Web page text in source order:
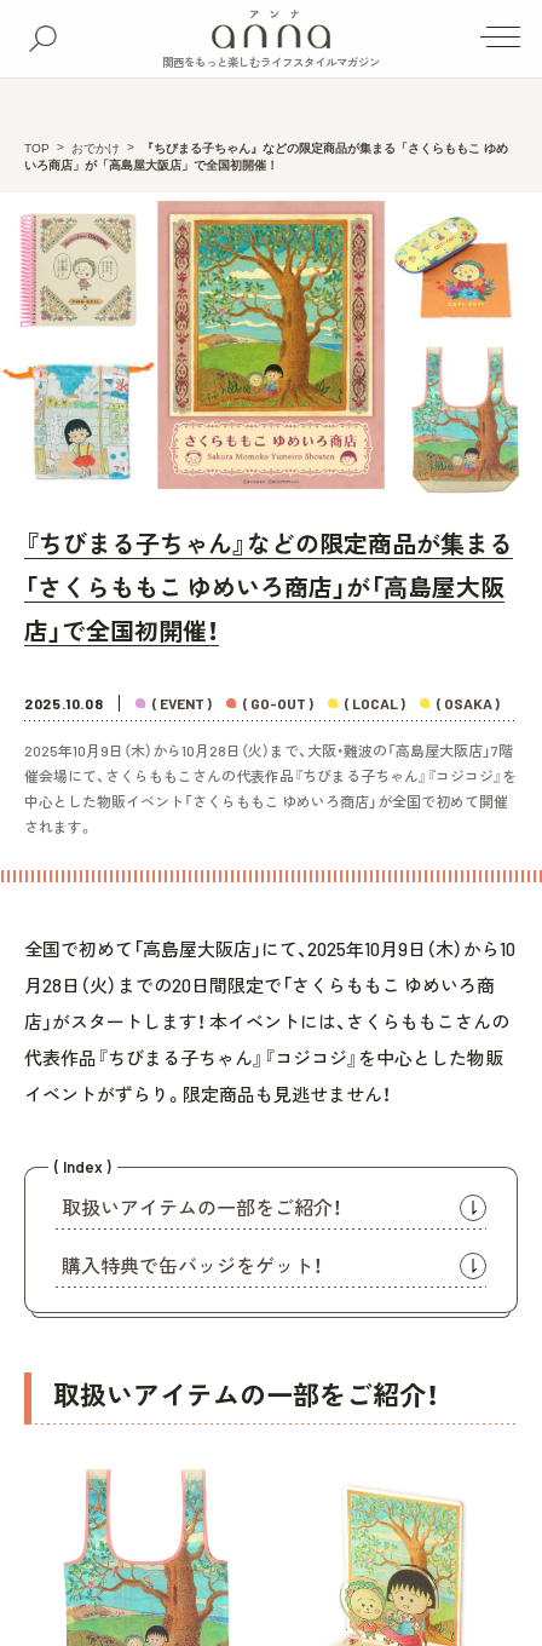
関西をもっと楽しむライフスタイルマガジン
TOP おでかけ
『ちびまる子ちゃん』などの限定商品が集まる「さくらももこ ゆめ
いろ商店」が「高島屋大阪店」で全国初開催！
『ちびまる子ちゃん』などの限定商品が集まる
「さくらももこ ゆめいろ商店」が「高島屋大阪
店」で全国初開催！
2025.10.08 ( EVENT ) ( GO-OUT ) ( LOCAL ) ( OSAKA )
2025年10月9日（木）から10月28日（火）まで、大阪・難波の「高島屋大阪店」7階
催会場にて、さくらももこさんの代表作品『ちびまる子ちゃん』『コジコジ』を
中心とした物販イベント「さくらももこ ゆめいろ商店」が全国で初めて開催
されます。
全国で初めて「高島屋大阪店」にて、2025年10月9日（木）から10
月28日（火）までの20日間限定で「さくらももこ ゆめいろ商
店」がスタートします！ 本イベントには、さくらももこさんの
代表作品『ちびまる子ちゃん』『コジコジ』を中心とした物販
イベントがずらり。限定商品も見逃せません！
( Index )
取扱いアイテムの一部をご紹介！
購入特典で缶バッジをゲット！
取扱いアイテムの一部をご紹介！